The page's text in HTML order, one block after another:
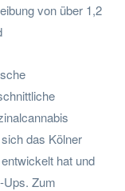
von über 1,2
das Kölner
hat und
Ups. Zum